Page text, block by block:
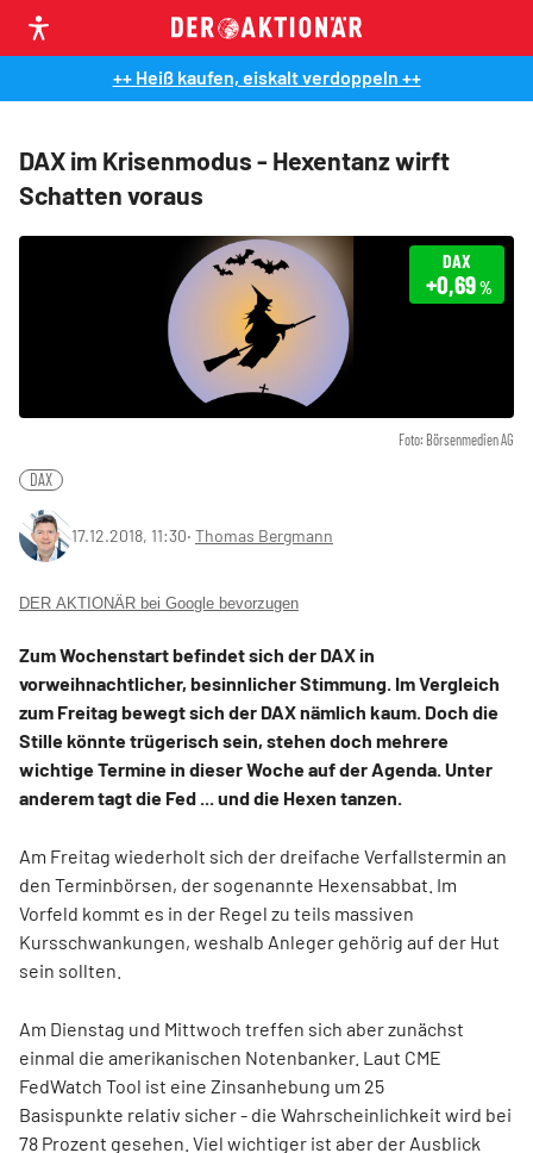
++ Heiß kaufen, eiskalt verdoppeln ++
DAX im Krisenmodus - Hexentanz wirft
Schatten voraus
Foto: Börsenmedien AG
DAX
+0,69%
DAX
17.12.2018, 11:30‧ Thomas Bergmann
DER AKTIONÄR bei Google bevorzugen
Zum Wochenstart befindet sich der DAX in
vorweihnachtlicher, besinnlicher Stimmung. Im Vergleich
zum Freitag bewegt sich der DAX nämlich kaum. Doch die
Stille könnte trügerisch sein, stehen doch mehrere
wichtige Termine in dieser Woche auf der Agenda. Unter
anderem tagt die Fed ... und die Hexen tanzen.
Am Freitag wiederholt sich der dreifache Verfallstermin an
den Terminbörsen, der sogenannte Hexensabbat. Im
Vorfeld kommt es in der Regel zu teils massiven
Kursschwankungen, weshalb Anleger gehörig auf der Hut
sein sollten.
Am Dienstag und Mittwoch treffen sich aber zunächst
einmal die amerikanischen Notenbanker. Laut CME
FedWatch Tool ist eine Zinsanhebung um 25
Basispunkte relativ sicher - die Wahrscheinlichkeit wird bei
78 Prozent gesehen. Viel wichtiger ist aber der Ausblick